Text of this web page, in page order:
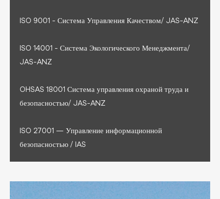
ISO 9001 - Система Управления Качеством/ JAS-ANZ
ISO 14001 - Система Экологического Менеджмента/
JAS-ANZ
OHSAS 18001 Система управления охраной труда и
безопасностью/ JAS-ANZ
ISO 27001 — Управление информационной
безопасностью / IAS